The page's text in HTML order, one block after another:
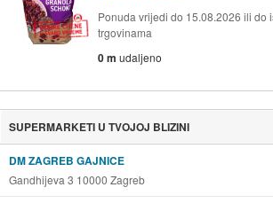
Ponuda vrijedi do 15.08.2026 ili do
trgovinama
0 m udaljeno
SUPERMARKETI U TVOJOJ BLIZINI
DM ZAGREB GAJNICE
Gandhijeva 3 10000 Zagreb